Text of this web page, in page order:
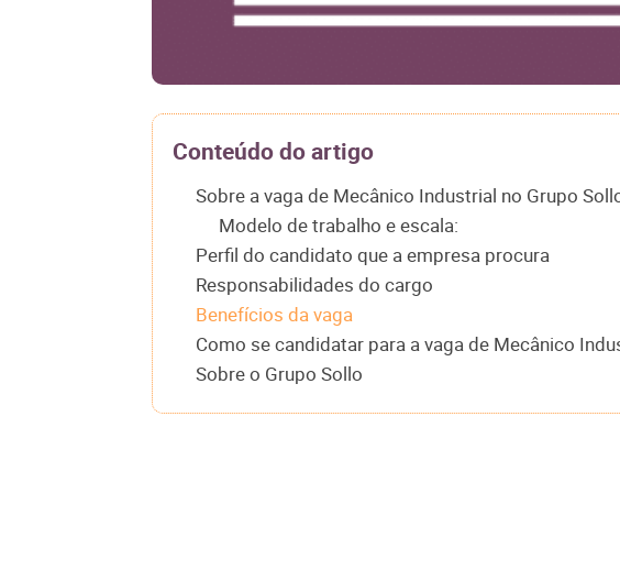
Conteúdo do artigo
Sobre a vaga de Mecânico Industrial no Grupo
Modelo de trabalho e escala:
Perfil do candidato que a empresa procura
Responsabilidades do cargo
Benefícios da vaga
Como se candidatar para a vaga de Mecânico
Sobre o Grupo Sollo